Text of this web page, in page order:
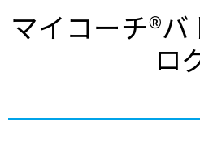
マイコーチ®
ロ